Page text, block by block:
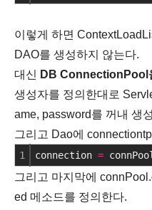
이렇게 하면
DAO를 생성하지 않는다.
대신 DB ConnectionPool
생성자를 정의한대로
ame, password를 꺼내 생
그리고 Dao에
1 connection =
그리고 마지막에
ed 메소드를 정의한다.